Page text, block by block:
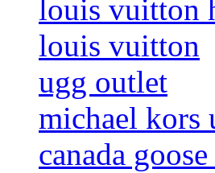
louis vuitton
louis vuitton
ugg outlet
michael kors
canada